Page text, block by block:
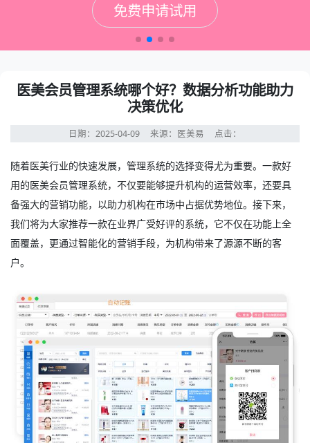
免费申请试用
免费申请试用
免费申请试用
免费申请试用
医美会员管理系统哪个好？数据分析功能助力
决策优化
日期：2025-04-09 来源：医美易 点击：
随着医美行业的快速发展，管理系统的选择变得尤为重要。一款好
用的医美会员管理系统，不仅要能够提升机构的运营效率，还要具
备强大的营销功能，以助力机构在市场中占据优势地位。接下来，
我们将为大家推荐一款在业界广受好评的系统，它不仅在功能上全
面覆盖，更通过智能化的营销手段，为机构带来了源源不断的客
户。